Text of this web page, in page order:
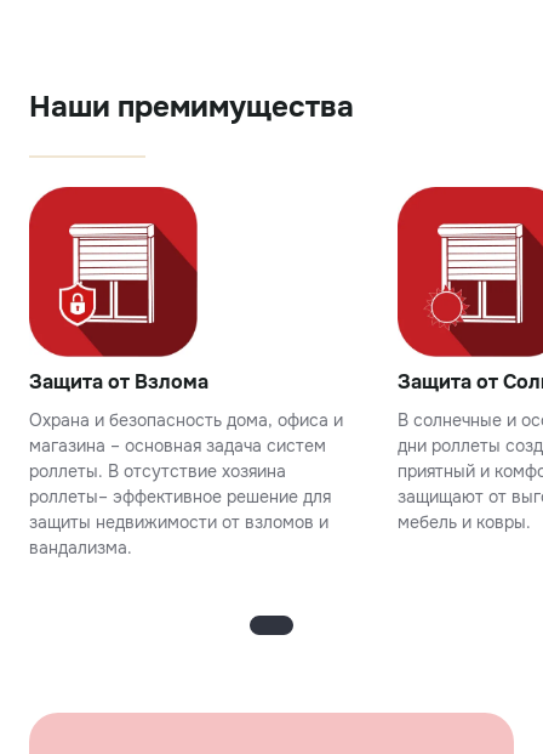
Наши премимущества
Защита от Взлома
Охрана и безопасность дома, офиса и
магазина – основная задача систем
роллеты. В отсутствие хозяина
роллеты– эффективное решение для
защиты недвижимости от взломов и
вандализма.
Защита от
В солнечные и
дни роллеты
приятный и
защищают от
мебель и ковры.